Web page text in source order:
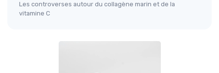
Les controverses autour du collagène marin et de la
vitamine C